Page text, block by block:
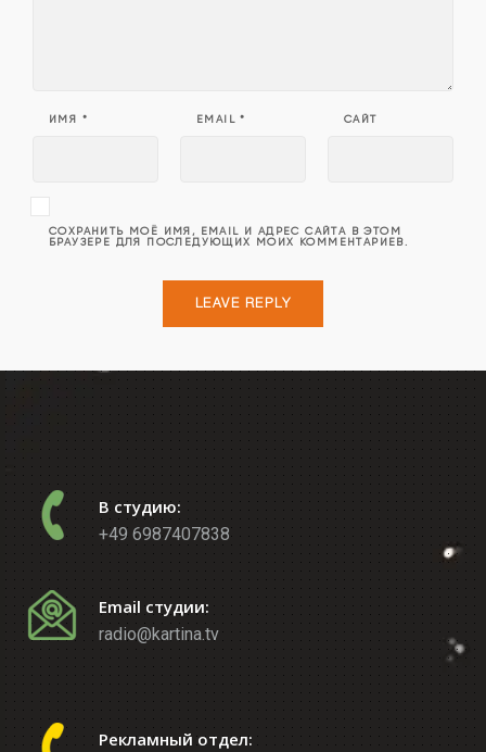
ИМЯ * EMAIL* САЙТ
СОХРАНИТЬ МОЁ ИМЯ, EMAIL И АДРЕС САЙТА В ЭТОМ
БРАУЗЕРЕ ДЛЯ ПОСЛЕДУЮЩИХ МОИХ КОММЕНТАРИЕВ.
В студию:
+49 6987407838
Email студии:
radio@kartina.tv
Рекламный отдел: